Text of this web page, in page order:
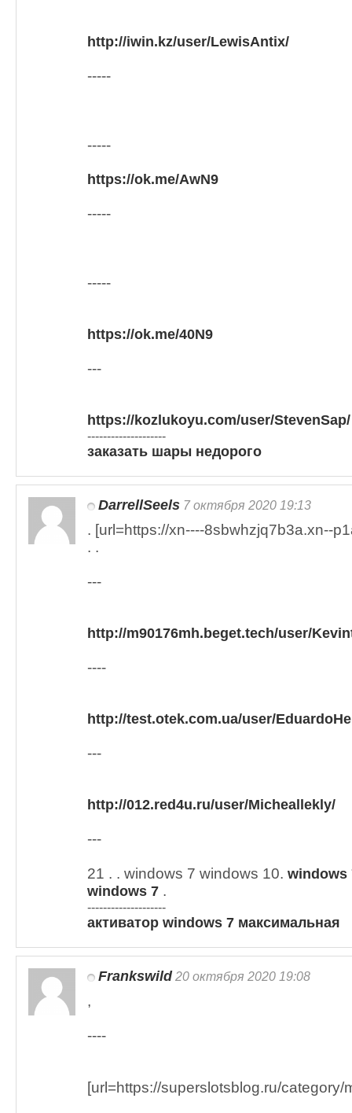
http://iwin.kz/user/LewisAntix/
-----
-----
https://ok.me/AwN9
-----
-----
https://ok.me/40N9
---
https://kozlukoyu.com/user/StevenSap/
--------------------
заказать шары недорого
DarrellSeels 7 октября 2020 19:13
. [url=https://xn----8sbwhzjq7b3a.xn--
. .
---
http://m90176mh.beget.tech/user/
----
http://test.otek.com.ua/user/
---
http://012.red4u.ru/user/Micheallekly/
---
21 . . windows 7 windows 10. windows
windows 7 .
--------------------
активатор windows 7 максимальная
Frankswild20 октября 2020 19:08
,
----
[url=https://superslotsblog.ru/category/